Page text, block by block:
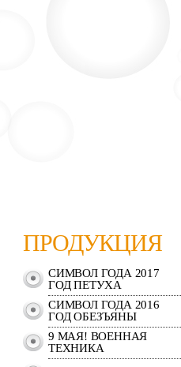
ПРОДУКЦИЯ
СИМВОЛ ГОДА 2017
ГОД ПЕТУХА
СИМВОЛ ГОДА 2016
ГОД ОБЕЗЪЯНЫ
9 МАЯ! ВОЕННАЯ
ТЕХНИКА